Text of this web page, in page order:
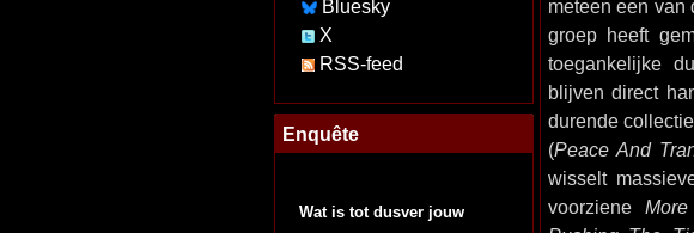
Bluesky
X
RSS-feed
Enquête
Wat is tot dusver jouw
meteen een van
groep heeft
toegankelijke
blijven direct
durende
(Peace And
wisselt
voorziene